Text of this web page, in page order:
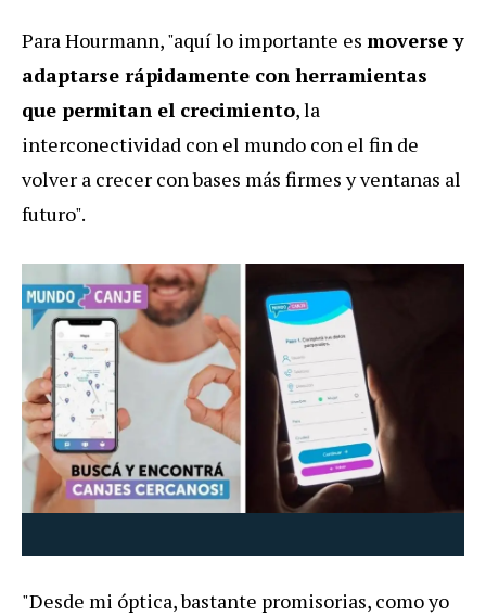
Para Hourmann, "aquí lo importante es moverse y
adaptarse rápidamente con herramientas
que permitan el crecimiento, la
interconectividad con el mundo con el fin de
volver a crecer con bases más firmes y ventanas al
futuro".
"Desde mi óptica, bastante promisorias, como yo